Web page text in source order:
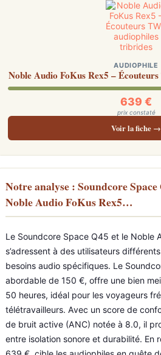
AUDIOPHILE
Noble Audio FoKus Rex5 –
639 €
prix constaté
Voir la fiche →
Notre analyse : Soundcore
Noble Audio FoKus Rex5…
Le Soundcore Space Q45 et le Noble
s’adressent à des utilisateurs
besoins audio spécifiques. Le
abordable de 150 €, offre une bien
50 heures, idéal pour les voyageurs
télétravailleurs. Avec un score de
de bruit active (ANC) notée à 8.0, il
entre isolation sonore et durabilité. En